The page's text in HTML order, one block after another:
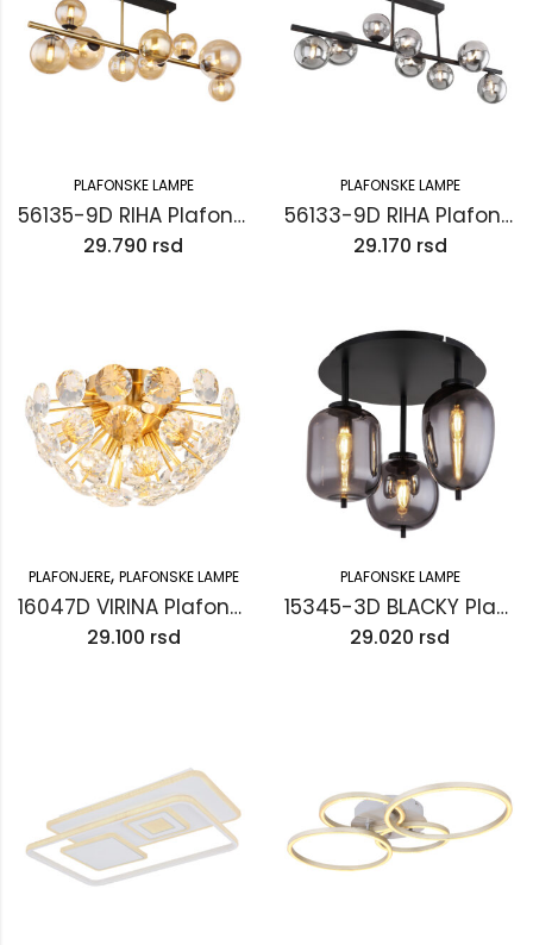
PLAFONSKE LAMPE
56135-9D RIHA Plafonska lampa
29.790 rsd
PLAFONSKE LAMPE
56133-9D RIHA Plafonska lampa
29.170 rsd
PLAFONJERE, PLAFONSKE LAMPE
16047D VIRINA Plafonska lampa
29.100 rsd
PLAFONSKE LAMPE
15345-3D BLACKY Plafonska lampa
29.020 rsd